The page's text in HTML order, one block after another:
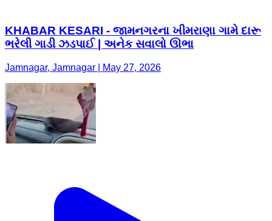
KHABAR KESARI - જામનગરના ખીમરાણા ગામે દારૂ
ભરેલી ગાડી ઝડપાઈ | અનેક સવાલો ઊભા
Jamnagar, Jamnagar | May 27, 2026